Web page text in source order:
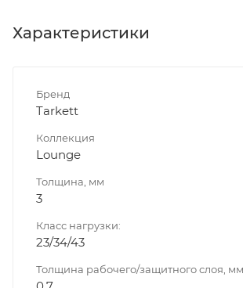
Характеристики
Бренд
Tarkett
Коллекция
Lounge
Толщина, мм
3
Класс нагрузки:
23/34/43
Толщина рабочего/защитного слоя, мм